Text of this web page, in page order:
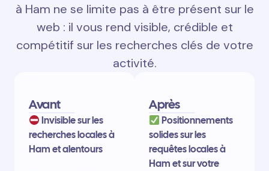
à Ham ne se limite pas à être présent sur le
web : il vous rend visible, crédible et
compétitif sur les recherches clés de votre
activité.
Avant
Invisible sur les
recherches locales à
Ham et alentours
Après
Positionnements
solides sur les
requêtes locales à
Ham et sur votre